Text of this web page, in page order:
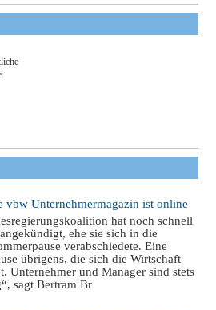
vbw Unternehmermagazin ist online
hat noch schnell
ehe sie sich in die
verabschiedete. Eine
übrigens, die sich die Wirtschaft
Unternehmer und Manager sind stets
sagt Bertram Br